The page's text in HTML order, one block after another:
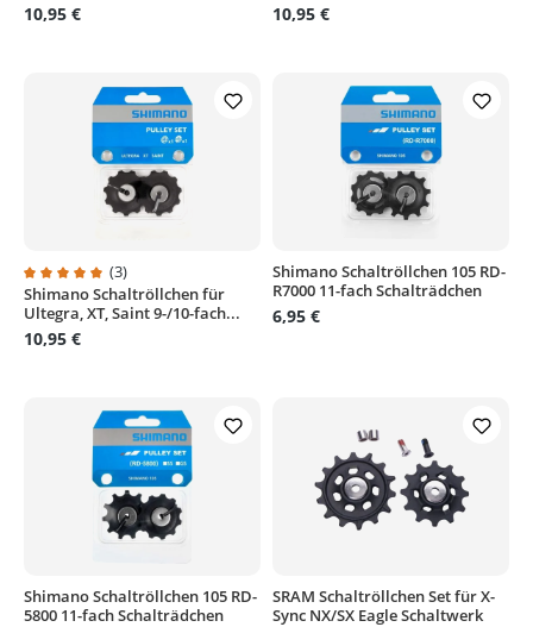
10,95 € 10,95 €
Durchschnittliche Bewertung von 5 von 5 Sternen
(3)
Shimano Schaltröllchen für
Ultegra, XT, Saint 9-/10-fach...
10,95 €
Shimano Schaltröllchen 105 RD-
R7000 11-fach Schalträdchen
6,95 €
Shimano Schaltröllchen 105 RD-
5800 11-fach Schalträdchen
SRAM Schaltröllchen Set für X-
Sync NX/SX Eagle Schaltwerk